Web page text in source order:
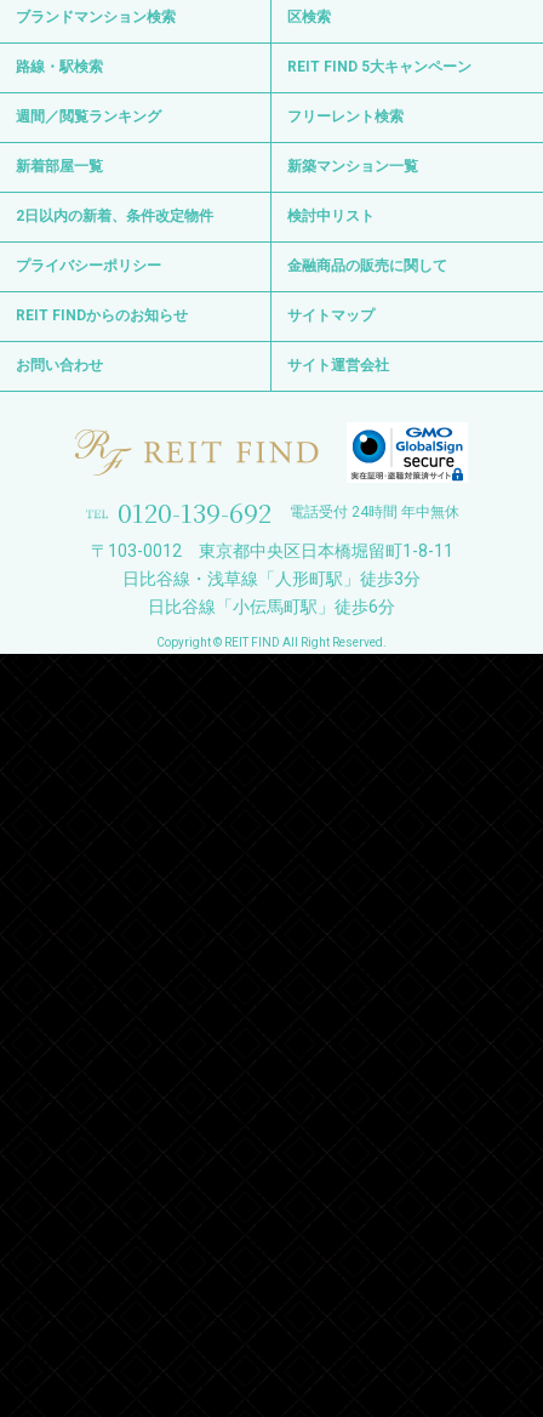
ブランドマンション検索 区検索
路線・駅検索 REIT FIND 5大キャンペーン
週間／閲覧ランキング フリーレント検索
新着部屋一覧 新築マンション一覧
2日以内の新着、条件改定物件 検討中リスト
プライバシーポリシー 金融商品の販売に関して
REIT FINDからのお知らせ サイトマップ
お問い合わせ サイト運営会社
0120-139-692 電話受付 24時間 年中無休
〒103-0012 東京都中央区日本橋堀留町1-8-11
日比谷線・浅草線「人形町駅」徒歩3分
日比谷線「小伝馬町駅」徒歩6分
Copyright © REIT FIND All Right Reserved.